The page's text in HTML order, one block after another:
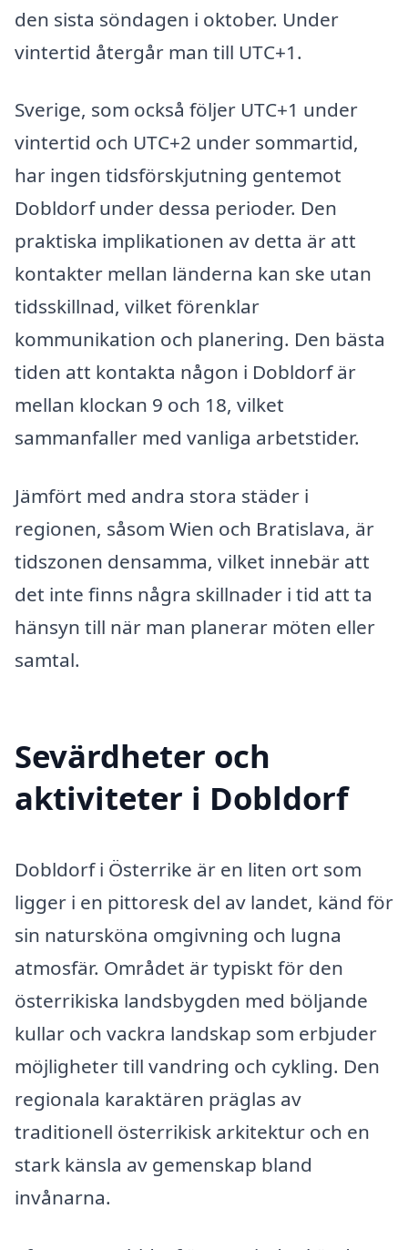
den sista söndagen i oktober. Under
vintertid återgår man till UTC+1.
Sverige, som också följer UTC+1 under
vintertid och UTC+2 under sommartid,
har ingen tidsförskjutning gentemot
Dobldorf under dessa perioder. Den
praktiska implikationen av detta är att
kontakter mellan länderna kan ske utan
tidsskillnad, vilket förenklar
kommunikation och planering. Den bästa
tiden att kontakta någon i Dobldorf är
mellan klockan 9 och 18, vilket
sammanfaller med vanliga arbetstider.
Jämfört med andra stora städer i
regionen, såsom Wien och Bratislava, är
tidszonen densamma, vilket innebär att
det inte finns några skillnader i tid att ta
hänsyn till när man planerar möten eller
samtal.
Sevärdheter och
aktiviteter i Dobldorf
Dobldorf i Österrike är en liten ort som
ligger i en pittoresk del av landet, känd för
sin natursköna omgivning och lugna
atmosfär. Området är typiskt för den
österrikiska landsbygden med böljande
kullar och vackra landskap som erbjuder
möjligheter till vandring och cykling. Den
regionala karaktären präglas av
traditionell österrikisk arkitektur och en
stark känsla av gemenskap bland
invånarna.